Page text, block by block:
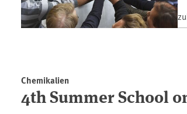
Chemikalien
4th Summer School